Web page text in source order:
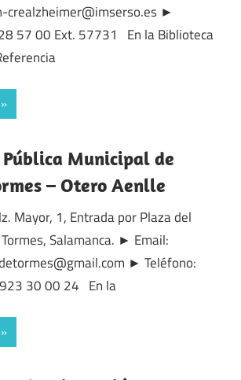
crealzheimer@imserso.es ►
57 00 Ext. 57731 En la Biblioteca
Municipal de
– Otero Aenlle
Mayor, 1, Entrada por Plaza del
Salamanca. ► Email:
► Teléfono:
30 00 24 En la